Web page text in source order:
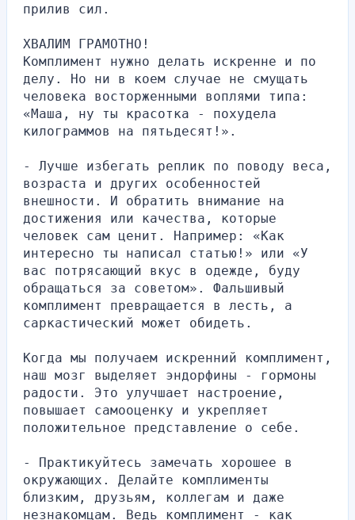
прилив сил.
ХВАЛИМ ГРАМОТНО!
Комплимент нужно делать искренне и по
делу. Но ни в коем случае не смущать
человека восторженными воплями типа:
«Маша, ну ты красотка - похудела
килограммов на пятьдесят!».
- Лучше избегать реплик по поводу веса,
возраста и других особенностей
внешности. И обратить внимание на
достижения или качества, которые
человек сам ценит. Например: «Как
интересно ты написал статью!» или «У
вас потрясающий вкус в одежде, буду
обращаться за советом». Фальшивый
комплимент превращается в лесть, а
саркастический может обидеть.
Когда мы получаем искренний комплимент,
наш мозг выделяет эндорфины - гормоны
радости. Это улучшает настроение,
повышает самооценку и укрепляет
положительное представление о себе.
- Практикуйтесь замечать хорошее в
окружающих. Делайте комплименты
близким, друзьям, коллегам и даже
незнакомцам. Ведь комплимент - как